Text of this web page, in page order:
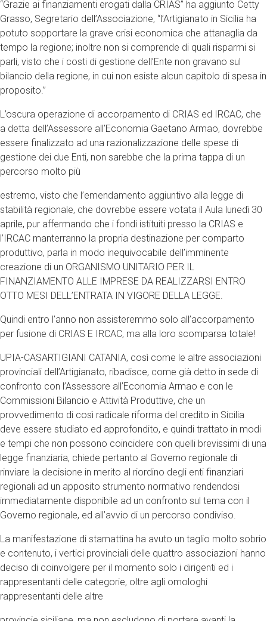
“Grazie ai finanziamenti erogati dalla CRIAS” ha aggiunto Cetty
Grasso, Segretario dell’Associazione, “l’Artigianato in Sicilia ha
potuto sopportare la grave crisi economica che attanaglia da
tempo la regione; inoltre non si comprende di quali risparmi si
parli, visto che i costi di gestione dell’Ente non gravano sul
bilancio della regione, in cui non esiste alcun capitolo di spesa in
proposito.”
L’oscura operazione di accorpamento di CRIAS ed IRCAC, che
a detta dell’Assessore all’Economia Gaetano Armao, dovrebbe
essere finalizzato ad una razionalizzazione delle spese di
gestione dei due Enti, non sarebbe che la prima tappa di un
percorso molto più
estremo, visto che l’emendamento aggiuntivo alla legge di
stabilità regionale, che dovrebbe essere votata il Aula lunedì 30
aprile, pur affermando che i fondi istituiti presso la CRIAS e
l’IRCAC manterranno la propria destinazione per comparto
produttivo, parla in modo inequivocabile dell’imminente
creazione di un ORGANISMO UNITARIO PER IL
FINANZIAMENTO ALLE IMPRESE DA REALIZZARSI ENTRO
OTTO MESI DELL’ENTRATA IN VIGORE DELLA LEGGE.
Quindi entro l’anno non assisteremmo solo all’accorpamento
per fusione di CRIAS E IRCAC, ma alla loro scomparsa totale!
UPIA-CASARTIGIANI CATANIA, così come le altre associazioni
provinciali dell’Artigianato, ribadisce, come già detto in sede di
confronto con l’Assessore all’Economia Armao e con le
Commissioni Bilancio e Attività Produttive, che un
provvedimento di così radicale riforma del credito in Sicilia
deve essere studiato ed approfondito, e quindi trattato in modi
e tempi che non possono coincidere con quelli brevissimi di una
legge finanziaria, chiede pertanto al Governo regionale di
rinviare la decisione in merito al riordino degli enti finanziari
regionali ad un apposito strumento normativo rendendosi
immediatamente disponibile ad un confronto sul tema con il
Governo regionale, ed all’avvio di un percorso condiviso.
La manifestazione di stamattina ha avuto un taglio molto sobrio
e contenuto, i vertici provinciali delle quattro associazioni hanno
deciso di coinvolgere per il momento solo i dirigenti ed i
rappresentanti delle categorie, oltre agli omologhi
rappresentanti delle altre